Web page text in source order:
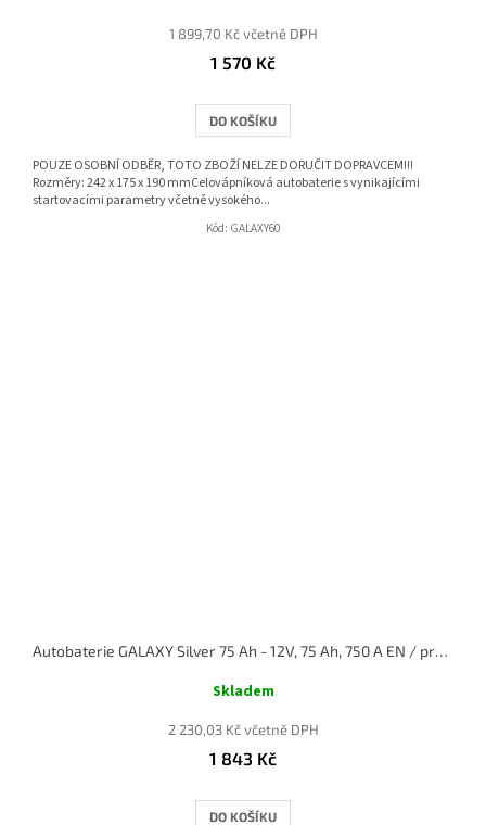
1 899,70 Kč včetně DPH
1 570 Kč
DO KOŠÍKU
POUZE OSOBNÍ ODBĚR, TOTO ZBOŽÍ NELZE DORUČIT DOPRAVCEM!!!
Rozměry: 242 x 175 x 190 mmCelovápníková autobaterie s vynikajícími
startovacími parametry včetně vysokého...
Kód: GALAXY60
Autobaterie GALAXY Silver 75 Ah - 12V, 75 Ah, 750 A EN / pravá
Skladem
2 230,03 Kč včetně DPH
1 843 Kč
DO KOŠÍKU